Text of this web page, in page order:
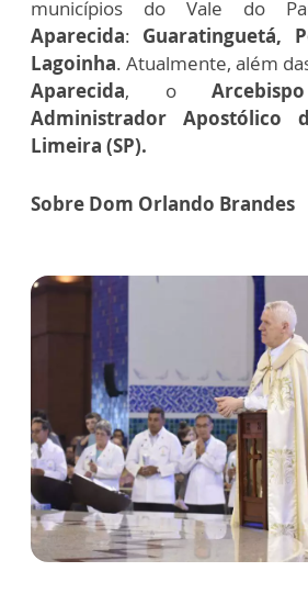
municípios do Vale do
Aparecida: Guaratinguetá,
Lagoinha. Atualmente, além
Aparecida, o
Administrador Apostólico
Limeira (SP).
Sobre Dom Orlando Brandes